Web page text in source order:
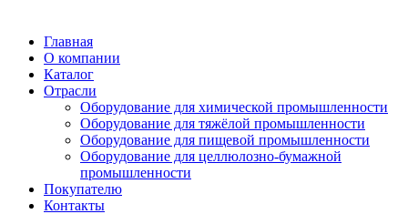
Главная
О компании
Каталог
Отрасли
Оборудование для химической промышленности
Оборудование для тяжёлой промышленности
Оборудование для пищевой промышленности
Оборудование для целлюлозно-бумажной
промышленности
Покупателю
Контакты